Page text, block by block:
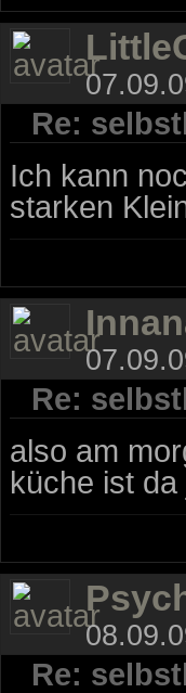
Re:
Ich kann
starken
Re:
also am
küche ist
Re: